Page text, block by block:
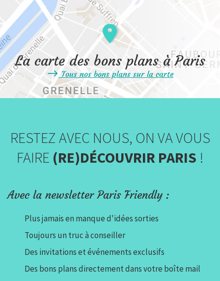
La carte des bons plans à Paris
Tous nos bons plans sur la carte
RESTEZ AVEC NOUS, ON VA VOUS
FAIRE (RE)DÉCOUVRIR PARIS !
Avec la newsletter Paris Friendly :
Plus jamais en manque d'idées sorties
Toujours un truc à conseiller
Des invitations et événements exclusifs
Des bons plans directement dans votre boîte mail